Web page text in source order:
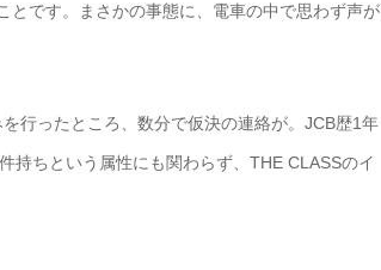
とです。まさかの事態に、電車の中で思わず声が
行ったところ、数分で仮決の連絡が。JCB歴1年
持ちという属性にも関わらず、THE CLASSのイ